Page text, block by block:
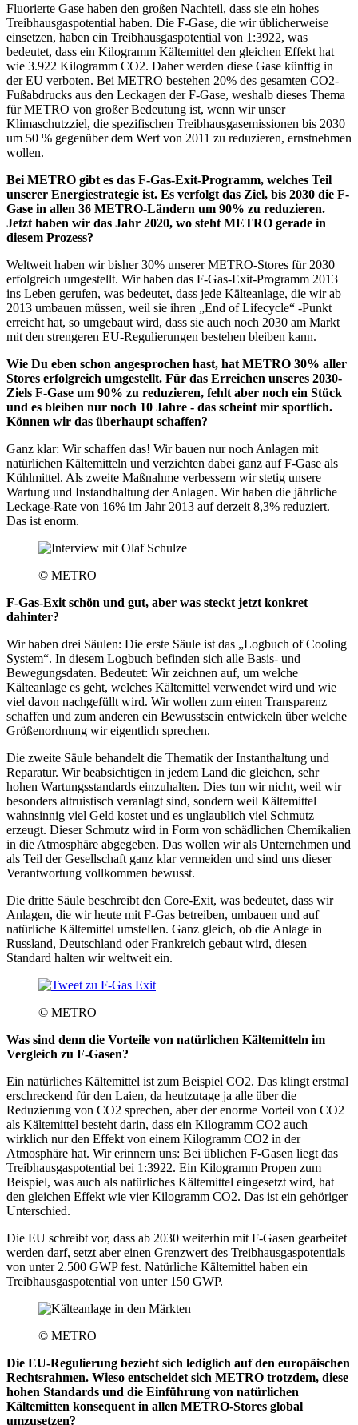
Fluorierte Gase haben den großen Nachteil, dass sie ein hohes
Treibhausgaspotential haben. Die F-Gase, die wir üblicherweise
einsetzen, haben ein Treibhausgaspotential von 1:3922, was
bedeutet, dass ein Kilogramm Kältemittel den gleichen Effekt hat
wie 3.922 Kilogramm CO2. Daher werden diese Gase künftig in
der EU verboten. Bei METRO bestehen 20% des gesamten CO2-
Fußabdrucks aus den Leckagen der F-Gase, weshalb dieses Thema
für METRO von großer Bedeutung ist, wenn wir unser
Klimaschutzziel, die spezifischen Treibhausgasemissionen bis 2030
um 50 % gegenüber dem Wert von 2011 zu reduzieren, ernstnehmen
wollen.
Bei METRO gibt es das F-Gas-Exit-Programm, welches Teil
unserer Energiestrategie ist. Es verfolgt das Ziel, bis 2030 die F-
Gase in allen 36 METRO-Ländern um 90% zu reduzieren.
Jetzt haben wir das Jahr 2020, wo steht METRO gerade in
diesem Prozess?
Weltweit haben wir bisher 30% unserer METRO-Stores für 2030
erfolgreich umgestellt. Wir haben das F-Gas-Exit-Programm 2013
ins Leben gerufen, was bedeutet, dass jede Kälteanlage, die wir ab
2013 umbauen müssen, weil sie ihren „End of Lifecycle“ -Punkt
erreicht hat, so umgebaut wird, dass sie auch noch 2030 am Markt
mit den strengeren EU-Regulierungen bestehen bleiben kann.
Wie Du eben schon angesprochen hast, hat METRO 30% aller
Stores erfolgreich umgestellt. Für das Erreichen unseres 2030-
Ziels F-Gase um 90% zu reduzieren, fehlt aber noch ein Stück
und es bleiben nur noch 10 Jahre - das scheint mir sportlich.
Können wir das überhaupt schaffen?
Ganz klar: Wir schaffen das! Wir bauen nur noch Anlagen mit
natürlichen Kältemitteln und verzichten dabei ganz auf F-Gase als
Kühlmittel. Als zweite Maßnahme verbessern wir stetig unsere
Wartung und Instandhaltung der Anlagen. Wir haben die jährliche
Leckage-Rate von 16% im Jahr 2013 auf derzeit 8,3% reduziert.
Das ist enorm.
© METRO
F-Gas-Exit schön und gut, aber was steckt jetzt konkret
dahinter?
Wir haben drei Säulen: Die erste Säule ist das „Logbuch of Cooling
System“. In diesem Logbuch befinden sich alle Basis- und
Bewegungsdaten. Bedeutet: Wir zeichnen auf, um welche
Kälteanlage es geht, welches Kältemittel verwendet wird und wie
viel davon nachgefüllt wird. Wir wollen zum einen Transparenz
schaffen und zum anderen ein Bewusstsein entwickeln über welche
Größenordnung wir eigentlich sprechen.
Die zweite Säule behandelt die Thematik der Instanthaltung und
Reparatur. Wir beabsichtigen in jedem Land die gleichen, sehr
hohen Wartungsstandards einzuhalten. Dies tun wir nicht, weil wir
besonders altruistisch veranlagt sind, sondern weil Kältemittel
wahnsinnig viel Geld kostet und es unglaublich viel Schmutz
erzeugt. Dieser Schmutz wird in Form von schädlichen Chemikalien
in die Atmosphäre abgegeben. Das wollen wir als Unternehmen und
als Teil der Gesellschaft ganz klar vermeiden und sind uns dieser
Verantwortung vollkommen bewusst.
Die dritte Säule beschreibt den Core-Exit, was bedeutet, dass wir
Anlagen, die wir heute mit F-Gas betreiben, umbauen und auf
natürliche Kältemittel umstellen. Ganz gleich, ob die Anlage in
Russland, Deutschland oder Frankreich gebaut wird, diesen
Standard halten wir weltweit ein.
© METRO
Was sind denn die Vorteile von natürlichen Kältemitteln im
Vergleich zu F-Gasen?
Ein natürliches Kältemittel ist zum Beispiel CO2. Das klingt erstmal
erschreckend für den Laien, da heutzutage ja alle über die
Reduzierung von CO2 sprechen, aber der enorme Vorteil von CO2
als Kältemittel besteht darin, dass ein Kilogramm CO2 auch
wirklich nur den Effekt von einem Kilogramm CO2 in der
Atmosphäre hat. Wir erinnern uns: Bei üblichen F-Gasen liegt das
Treibhausgaspotential bei 1:3922. Ein Kilogramm Propen zum
Beispiel, was auch als natürliches Kältemittel eingesetzt wird, hat
den gleichen Effekt wie vier Kilogramm CO2. Das ist ein gehöriger
Unterschied.
Die EU schreibt vor, dass ab 2030 weiterhin mit F-Gasen gearbeitet
werden darf, setzt aber einen Grenzwert des Treibhausgaspotentials
von unter 2.500 GWP fest. Natürliche Kältemittel haben ein
Treibhausgaspotential von unter 150 GWP.
© METRO
Die EU-Regulierung bezieht sich lediglich auf den europäischen
Rechtsrahmen. Wieso entscheidet sich METRO trotzdem, diese
hohen Standards und die Einführung von natürlichen
Kältemitten konsequent in allen METRO-Stores global
umzusetzen?